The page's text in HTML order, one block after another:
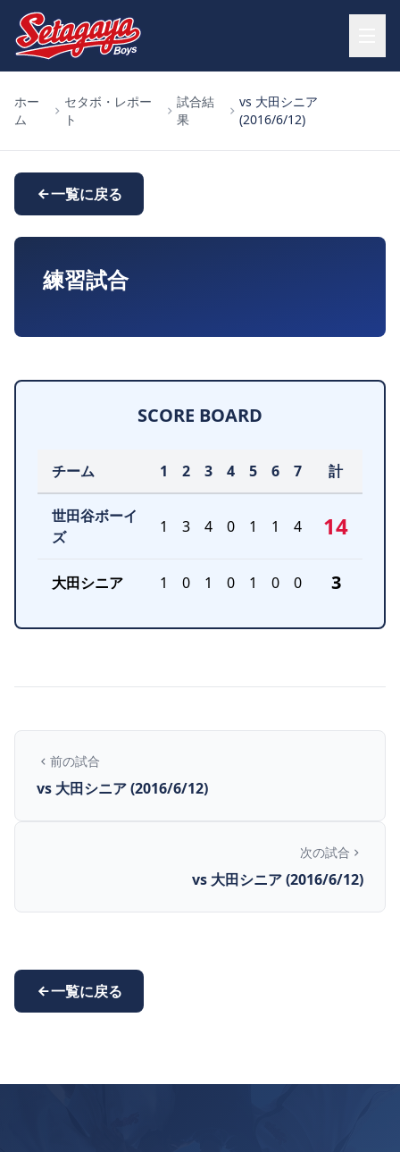
ホー
ム
セタボ・レポー
ト
試合結
果
vs 大田シニア
(2016/6/12)
一覧に戻る
練習試合
SCORE BOARD
チーム 1 2 3 4 5 6 7 計
世田谷ボーイ
ズ
1 3 4 0 1 1 4 14
大田シニア 1 0 1 0 1 0 0 3
前の試合
vs 大田シニア (2016/6/12)
次の試合
vs 大田シニア (2016/6/12)
一覧に戻る